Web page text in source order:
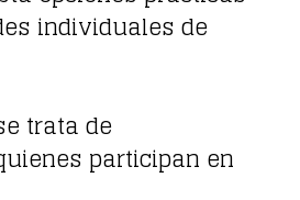
individuales de
trata de
participan en